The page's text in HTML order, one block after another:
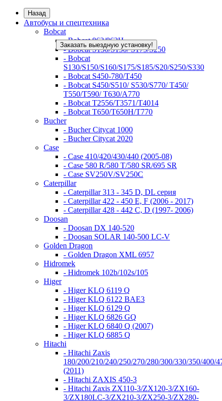
Назад
Автобусы и спецтехника
Bobcat
- Bobcat 863/863H
- Bobcat S130/S150/ S175/S250
- Bobcat
S130/S150/S160/S175/S185/S20/S250/S330
- Bobcat S450-780/Т450
- Bobcat S450/S510/ S530/S770/ T450/
T550/T590/ T630/A770
- Bobcat T2556/T3571/T4014
- Bobcat T650/T650H/T770
Bucher
- Bucher Citycat 1000
- Bucher Citycat 2020
Case
- Case 410/420/430/440 (2005-08)
- Case 580 R/580 T/580 SR/695 SR
- Case SV250V/SV250C
Caterpillar
- Caterpillar 313 - 345 D, DL серия
- Caterpillar 422 - 450 E, F (2006 - 2017)
- Caterpillar 428 - 442 C, D (1997- 2006)
Doosan
- Doosan DX 140-520
- Doosan SOLAR 140-500 LC-V
Golden Dragon
- Golden Dragon XML 6957
Hidromek
- Hidromek 102b/102s/105
Higer
- Higer KLQ 6119 Q
- Higer KLQ 6122 BAE3
- Higer KLQ 6129 Q
- Higer KLQ 6826 GQ
- Higer KLQ 6840 Q (2007)
- Higer KLQ 6885 Q
Hitachi
- Hitachi Zaxis
180/200/210/240/250/270/280/300/330/350/400/
(2011)
- Hitachi ZAXIS 450-3
- Hitachi Zaxis ZX110-3/ZX120-3/ZX160-
3/ZX180LC-3/ZX210-3/ZX250-3/ZX280-
Заказать выездную установку!